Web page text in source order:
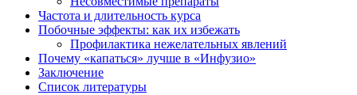
Частота и длительность курса
Побочные эффекты: как их избежать
Профилактика нежелательных явлений
Почему «капаться» лучше в «Инфузио»
Заключение
Список литературы